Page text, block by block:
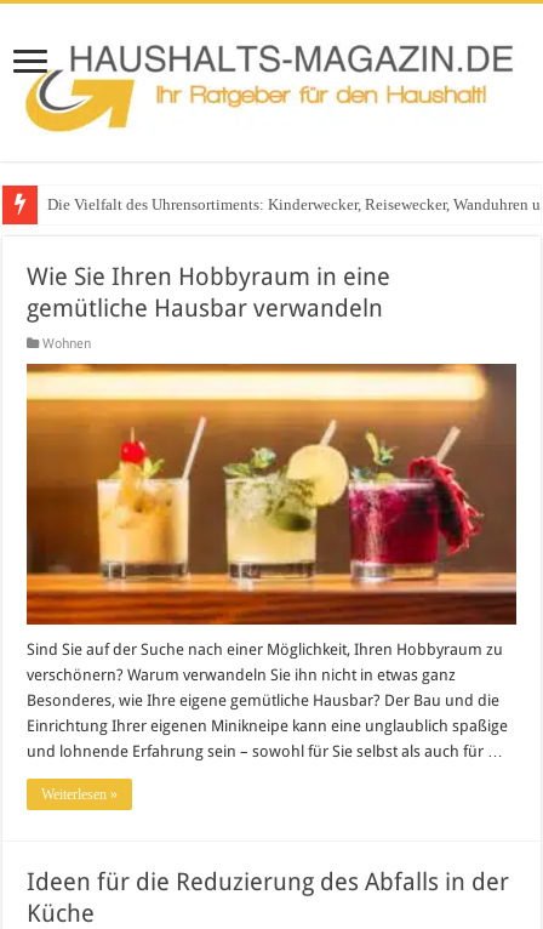
Glasgeländer in modernen Wohnhäusern
Wie Sie Ihren Hobbyraum in eine
gemütliche Hausbar verwandeln
Wohnen
Sind Sie auf der Suche nach einer Möglichkeit, Ihren Hobbyraum zu
verschönern? Warum verwandeln Sie ihn nicht in etwas ganz
Besonderes, wie Ihre eigene gemütliche Hausbar? Der Bau und die
Einrichtung Ihrer eigenen Minikneipe kann eine unglaublich spaßige
und lohnende Erfahrung sein – sowohl für Sie selbst als auch für …
Weiterlesen »
Ideen für die Reduzierung des Abfalls in der
Küche